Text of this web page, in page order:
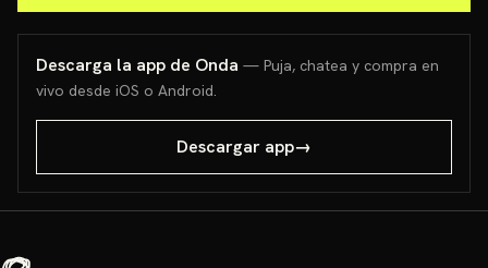
Descarga la app de Onda — Puja, chatea y compra en
vivo desde iOS o Android.
Descargar app→